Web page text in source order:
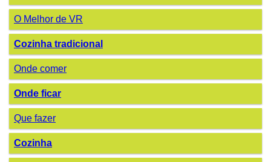
O Melhor de VR
Cozinha tradicional
Onde comer
Onde ficar
Que fazer
Cozinha